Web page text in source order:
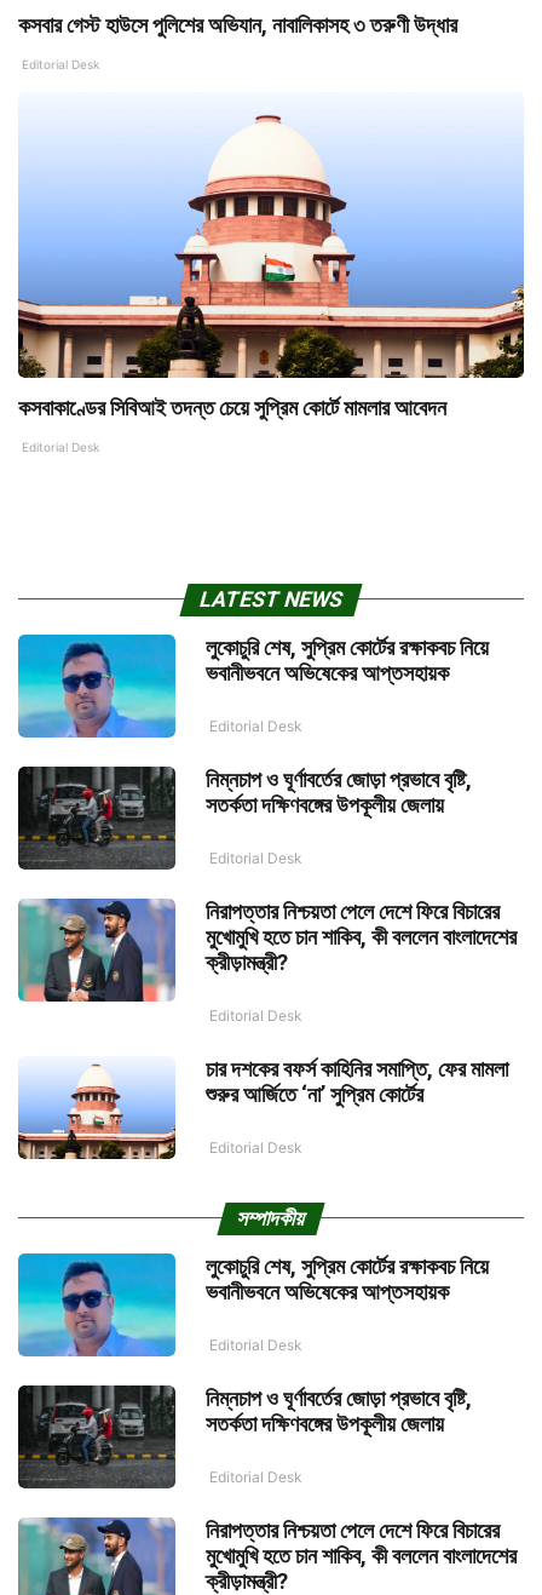
কসবার গেস্ট হাউসে পুলিশের অভিযান, নাবালিকাসহ ৩ তরুণী উদ্ধার
Editorial Desk
কসবাকাণ্ডের সিবিআই তদন্ত চেয়ে সুপ্রিম কোর্টে মামলার আবেদন
Editorial Desk
LATEST NEWS
লুকোচুরি শেষ, সুপ্রিম কোর্টের রক্ষাকবচ নিয়ে
ভবানীভবনে অভিষেকের আপ্তসহায়ক
Editorial Desk
নিম্নচাপ ও ঘূর্ণাবর্তের জোড়া প্রভাবে বৃষ্টি,
সতর্কতা দক্ষিণবঙ্গের উপকূলীয় জেলায়
Editorial Desk
নিরাপত্তার নিশ্চয়তা পেলে দেশে ফিরে বিচারের
মুখোমুখি হতে চান শাকিব, কী বললেন বাংলাদেশের
ক্রীড়ামন্ত্রী?
Editorial Desk
চার দশকের বফর্স কাহিনির সমাপ্তি, ফের মামলা
শুরুর আর্জিতে ‘না’ সুপ্রিম কোর্টের
Editorial Desk
সম্পাদকীয়
লুকোচুরি শেষ, সুপ্রিম কোর্টের রক্ষাকবচ নিয়ে
ভবানীভবনে অভিষেকের আপ্তসহায়ক
Editorial Desk
নিম্নচাপ ও ঘূর্ণাবর্তের জোড়া প্রভাবে বৃষ্টি,
সতর্কতা দক্ষিণবঙ্গের উপকূলীয় জেলায়
Editorial Desk
নিরাপত্তার নিশ্চয়তা পেলে দেশে ফিরে বিচারের
মুখোমুখি হতে চান শাকিব, কী বললেন বাংলাদেশের
ক্রীড়ামন্ত্রী?